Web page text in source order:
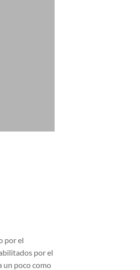
por el
por el
un poco como